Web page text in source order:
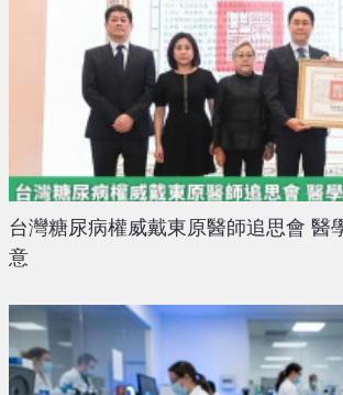
台灣糖尿病權威戴東原醫師追思會 醫
意